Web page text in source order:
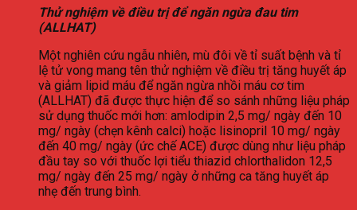
Thử nghiệm về điều trị để ngăn ngừa đau tim
(ALLHAT)
Một nghiên cứu ngẫu nhiên, mù đôi về tỉ suất bệnh và tỉ
lệ tử vong mang tên thử nghiệm về điều trị tăng huyết áp
và giảm lipid máu để ngăn ngừa nhồi máu cơ tim
(ALLHAT) đã được thực hiện để so sánh những liệu pháp
sử dụng thuốc mới hơn: amlodipin 2,5 mg/ ngày đến 10
mg/ ngày (chẹn kênh calci) hoặc lisinopril 10 mg/ ngày
đến 40 mg/ ngày (ức chế ACE) được dùng như liệu pháp
đầu tay so với thuốc lợi tiểu thiazid chlorthalidon 12,5
mg/ ngày đến 25 mg/ ngày ở những ca tăng huyết áp
nhẹ đến trung bình.